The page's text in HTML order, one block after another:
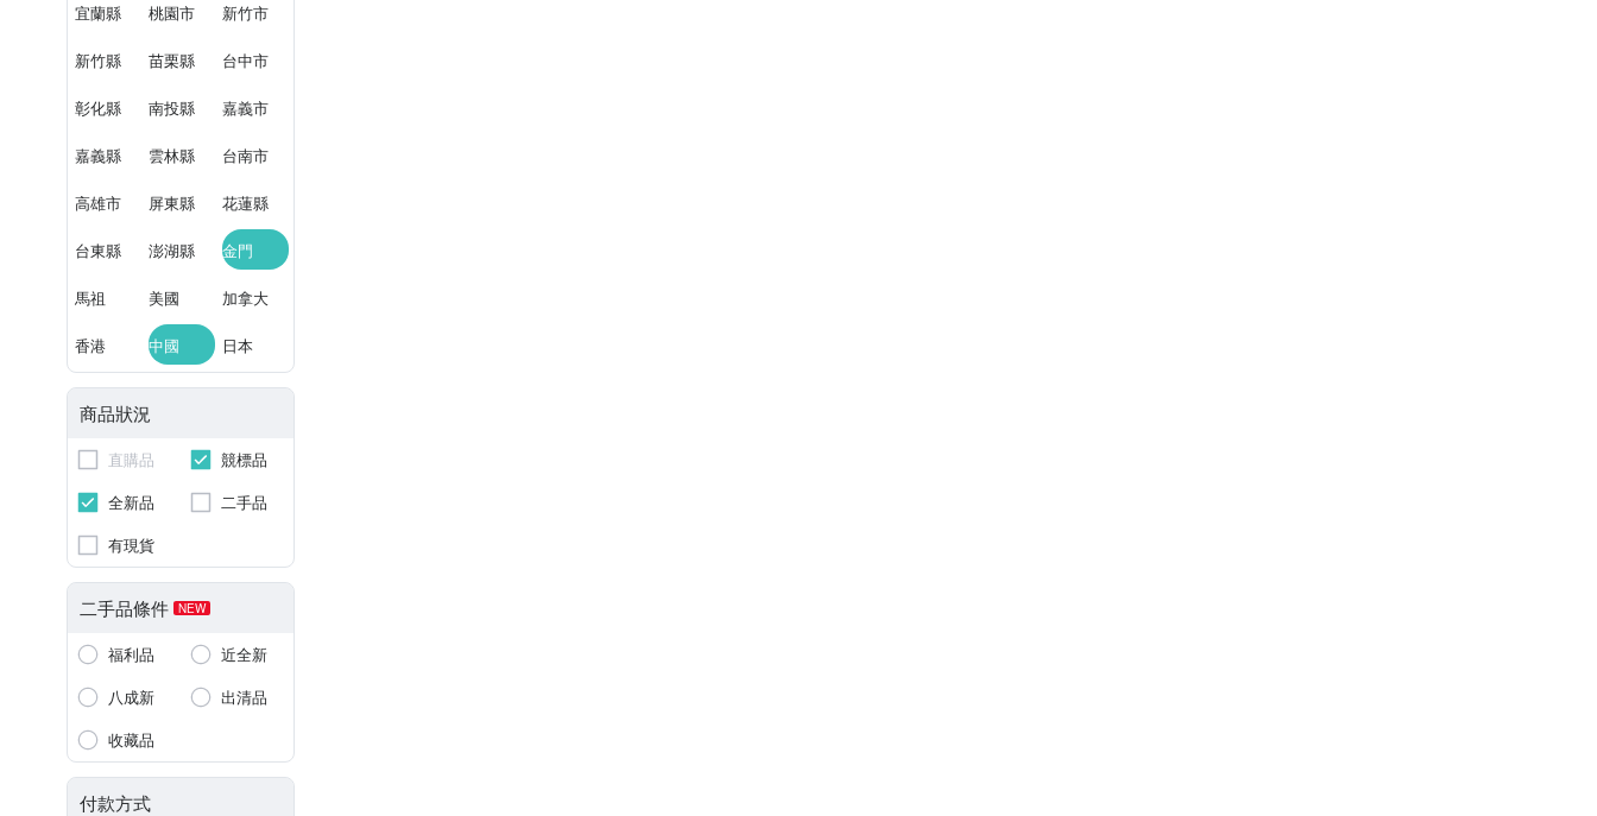
宜蘭縣 桃園市 新竹市
新竹縣 苗栗縣 台中市
彰化縣 南投縣 嘉義市
嘉義縣 雲林縣 台南市
高雄市 屏東縣 花蓮縣
台東縣 澎湖縣 金門
馬祖 美國 加拿大
香港 中國 日本
商品狀況
直購品
競標品
全新品
二手品
有現貨
二手品條件 NEW
福利品
近全新
八成新
出清品
收藏品
付款方式